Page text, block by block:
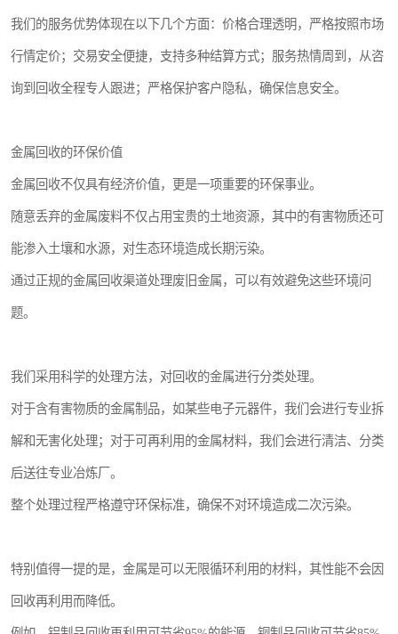
我们的服务优势体现在以下几个方面：价格合理透明，严格按照市场
行情定价；交易安全便捷，支持多种结算方式；服务热情周到，从咨
询到回收全程专人跟进；严格保护客户隐私，确保信息安全。
金属回收的环保价值
金属回收不仅具有经济价值，更是一项重要的环保事业。
随意丢弃的金属废料不仅占用宝贵的土地资源，其中的有害物质还可
能渗入土壤和水源，对生态环境造成长期污染。
通过正规的金属回收渠道处理废旧金属，可以有效避免这些环境问
题。
我们采用科学的处理方法，对回收的金属进行分类处理。
对于含有害物质的金属制品，如某些电子元器件，我们会进行专业拆
解和无害化处理；对于可再利用的金属材料，我们会进行清洁、分类
后送往专业冶炼厂。
整个处理过程严格遵守环保标准，确保不对环境造成二次污染。
特别值得一提的是，金属是可以无限循环利用的材料，其性能不会因
回收再利用而降低。